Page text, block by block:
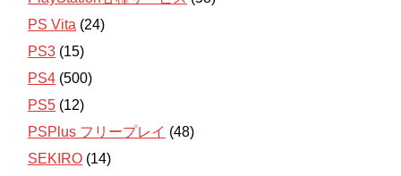
PS Vita (24)
PS3 (15)
PS4 (500)
PS5 (12)
PSPlus フリープレイ (48)
SEKIRO (14)